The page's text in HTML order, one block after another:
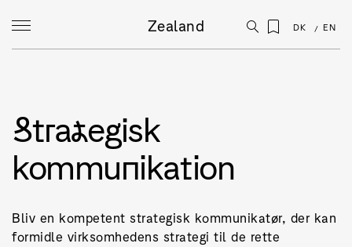
Zealand DK EN
Strategisk
kommunikation
Bliv en kompetent strategisk kommunikatør, der kan
formidle virksomhedens strategi til de rette